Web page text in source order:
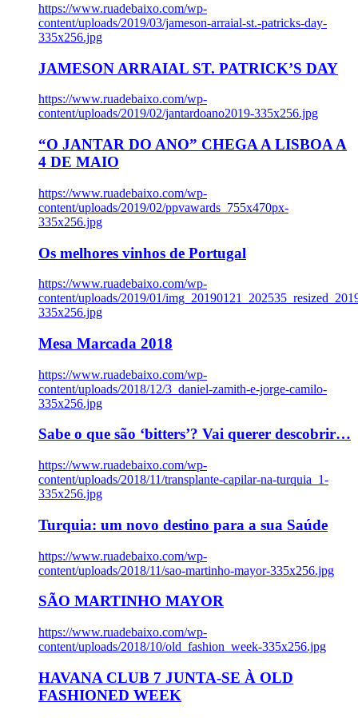
https://www.ruadebaixo.com/wp-
content/uploads/2019/03/jameson-arraial-st.-patricks-day-
335x256.jpg
JAMESON ARRAIAL ST. PATRICK’S DAY
https://www.ruadebaixo.com/wp-
content/uploads/2019/02/jantardoano2019-335x256.jpg
“O JANTAR DO ANO” CHEGA A LISBOA A
4 DE MAIO
https://www.ruadebaixo.com/wp-
content/uploads/2019/02/ppvawards_755x470px-
335x256.jpg
Os melhores vinhos de Portugal
https://www.ruadebaixo.com/wp-
content/uploads/2019/01/
335x256.jpg
Mesa Marcada 2018
https://www.ruadebaixo.com/wp-
content/uploads/2018/12/3_daniel-zamith-e-jorge-camilo-
335x256.jpg
Sabe o que são ‘bitters’? Vai querer descobrir…
https://www.ruadebaixo.com/wp-
content/uploads/2018/11/transplante-capilar-na-turquia_1-
335x256.jpg
Turquia: um novo destino para a sua Saúde
https://www.ruadebaixo.com/wp-
content/uploads/2018/11/sao-martinho-mayor-335x256.jpg
SÃO MARTINHO MAYOR
https://www.ruadebaixo.com/wp-
content/uploads/2018/10/old_fashion_week-335x256.jpg
HAVANA CLUB 7 JUNTA-SE À OLD
FASHIONED WEEK